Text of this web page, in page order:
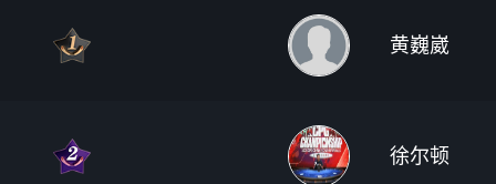
黄巍崴
徐尔顿